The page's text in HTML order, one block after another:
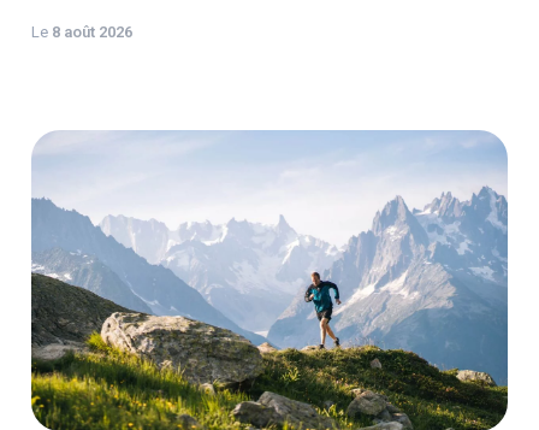
Le 8 août 2026